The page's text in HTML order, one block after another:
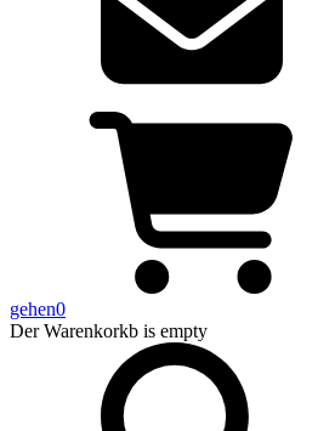
gehen0
Der Warenkorkb is empty